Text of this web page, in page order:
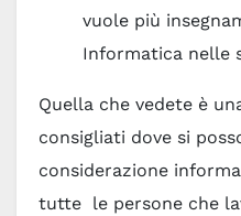
vuole più
Informatica nelle
Quella che vedete è
consigliati dove si
considerazione
tutte le persone che